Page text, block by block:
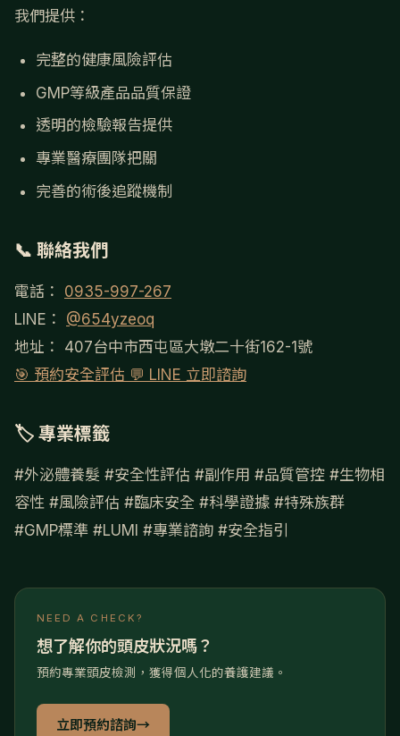
我們提供：
完整的健康風險評估
GMP等級產品品質保證
透明的檢驗報告提供
專業醫療團隊把關
完善的術後追蹤機制
📞 聯絡我們
電話：
0935-997-267
LINE：
@654yzeoq
地址：
407台中市西屯區大墩二十街162-1號
🎯 預約安全評估 💬 LINE 立即諮詢
🏷 專業標籤
#外泌體養髮 #安全性評估 #副作用 #品質管控 #生物相
容性 #風險評估 #臨床安全 #科學證據 #特殊族群
#GMP標準 #LUMI #專業諮詢 #安全指引
NEED A CHECK?
想了解你的頭皮狀況嗎？
預約專業頭皮檢測，獲得個人化的養護建議。
立即預約諮詢→